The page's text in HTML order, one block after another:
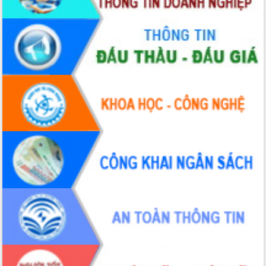
UBND tỉnh họp báo định kỳ tháng 4
năm 2026
Hội thảo khoa học “Giải pháp thúc đẩy
phát triển nền kinh tế xanh tại tỉnh
Đắk Lắk”
Tăng cường giám sát, đôn đốc thực
hiện nhiệm vụ quản lý tài sản công
hàng tuần
Tháo gỡ những vướng mắc, đẩy mạnh
công tác cải cách thủ tục hành chính
tại Trung tâm Phục vụ hành chính
công tỉnh
Đắk Lắk: Tôn vinh 46 giải pháp tại Hội
thi Sáng tạo Kỹ thuật 2024 - 2025
Đắk Lắk rà soát, điều chỉnh Đề án 190
về phát triển nuôi trồng thủy sản
Phó Chủ tịch UBND tỉnh Đắk Lắk
Trương Công Thái kiểm tra thực địa
Dự án cao tốc Khánh Hòa - Buôn Ma
Thuột